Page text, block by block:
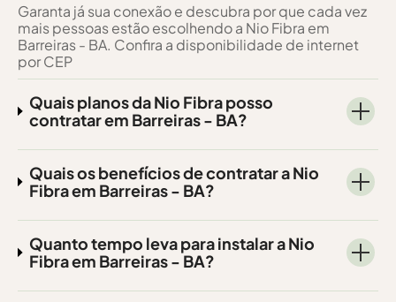
Garanta já sua conexão e descubra por que cada vez
mais pessoas estão escolhendo a Nio Fibra em
Barreiras - BA. Confira a disponibilidade de internet
por CEP
Quais planos da Nio Fibra posso
contratar em Barreiras - BA?
Quais os benefícios de contratar a Nio
Fibra em Barreiras - BA?
Quanto tempo leva para instalar a Nio
Fibra em Barreiras - BA?